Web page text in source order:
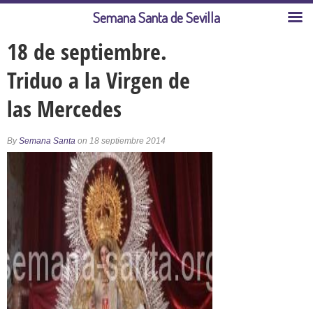
18 de septiembre.
Triduo a la Virgen de
las Mercedes
BySemana Santa on 18 septiembre 2014
Semana Santa de Sevilla